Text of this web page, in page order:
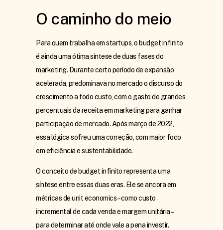
O caminho do meio
Para quem trabalha em startups, o budget infinito
é ainda uma ótima síntese de duas fases do
marketing. Durante certo período de expansão
acelerada, predominava no mercado o discurso do
crescimento a todo custo, com o gasto de grandes
percentuais da receita em marketing para ganhar
participação de mercado. Após março de 2022,
essa lógica sofreu uma correção, com maior foco
em eficiência e sustentabilidade.
O conceito de budget infinito representa uma
síntese entre essas duas eras. Ele se ancora em
métricas de unit economics – como custo
incremental de cada venda e margem unitária –
para determinar até onde vale a pena investir.